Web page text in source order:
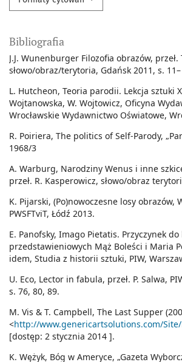
Bibliografia
J.J. Wunenburger Filozofia obrazów, przeł.
słowo/obraz/terytoria, Gdańsk 2011, s. 11–
L. Hutcheon, Teoria parodii. Lekcja sztuki
Wojtanowska, W. Wojtowicz, Oficyna
Wrocławskie Wydawnictwo Oświatowe,
R. Poiriera, The politics of Self-Parody,
1968/3
A. Warburg, Narodziny Wenus i inne
przeł. R. Kasperowicz, słowo/obraz
K. Pijarski, (Po)nowoczesne losy obrazów,
PWSFTviT, Łódź 2013.
E. Panofsky, Imago Pietatis. Przyczynek
przedstawieniowych Mąż Boleści i Maria
idem, Studia z historii sztuki, PIW,
U. Eco, Lector in fabula, przeł. P. Salwa,
s. 76, 80, 89.
M. Vis & T. Campbell, The Last Supper
<http://www.genericartsolutions.com/
[dostęp: 2 stycznia 2014 ].
K. Wężyk, Bóg w Ameryce, „Gazeta